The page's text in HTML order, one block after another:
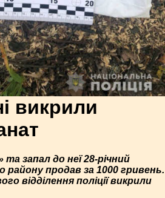
викрили
запал до неї 28-річний
продав за 1000 гривень.
відділення поліції викрили